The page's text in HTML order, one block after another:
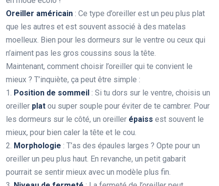
Oreiller américain : Ce type d’oreiller est un peu plus plat
que les autres et est souvent associé à des matelas
moelleux. Bien pour les dormeurs sur le ventre ou ceux qui
n’aiment pas les gros coussins sous la tête.
Maintenant, comment choisir l’oreiller qui te convient le
mieux ? T’inquiète, ça peut être simple :
1. Position de sommeil : Si tu dors sur le ventre, choisis un
oreiller plat ou super souple pour éviter de te cambrer. Pour
les dormeurs sur le côté, un oreiller épaiss est souvent le
mieux, pour bien caler la tête et le cou.
2. Morphologie : T’as des épaules larges ? Opte pour un
oreiller un peu plus haut. En revanche, un petit gabarit
pourrait se sentir mieux avec un modèle plus fin.